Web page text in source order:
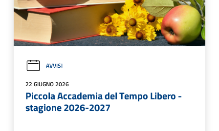
AVVISI
22 GIUGNO 2026
Piccola Accademia del Tempo Libero -
stagione 2026-2027